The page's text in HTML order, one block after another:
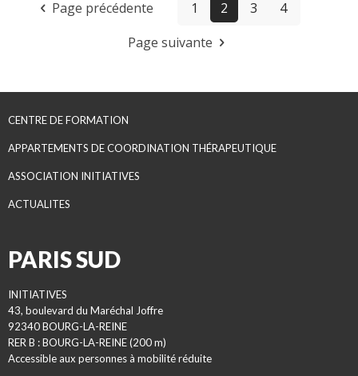
Page précédente 1 2 3
4
Page suivante
CENTRE DE FORMATION
APPARTEMENTS DE COORDINATION THÉRAPEUTIQUE
ASSOCIATION INITIATIVES
ACTUALITES
PARIS SUD
INITIATIVES
43, boulevard du Maréchal Joffre
92340 BOURG-LA-REINE
RER B : BOURG-LA-REINE (200 m)
Accessible aux personnes à mobilité réduite